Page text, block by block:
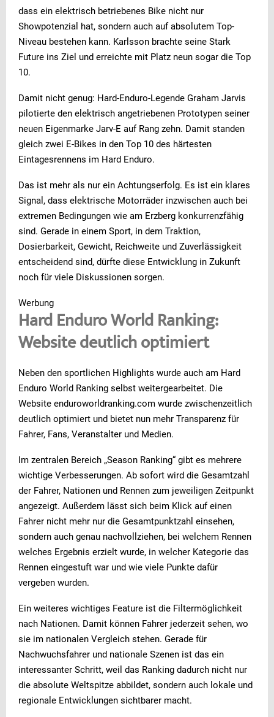
dass ein elektrisch betriebenes Bike nicht nur
Showpotenzial hat, sondern auch auf absolutem Top-
Niveau bestehen kann. Karlsson brachte seine Stark
Future ins Ziel und erreichte mit Platz neun sogar die Top
10.
Damit nicht genug: Hard-Enduro-Legende Graham Jarvis
pilotierte den elektrisch angetriebenen Prototypen seiner
neuen Eigenmarke Jarv-E auf Rang zehn. Damit standen
gleich zwei E-Bikes in den Top 10 des härtesten
Eintagesrennens im Hard Enduro.
Das ist mehr als nur ein Achtungserfolg. Es ist ein klares
Signal, dass elektrische Motorräder inzwischen auch bei
extremen Bedingungen wie am Erzberg konkurrenzfähig
sind. Gerade in einem Sport, in dem Traktion,
Dosierbarkeit, Gewicht, Reichweite und Zuverlässigkeit
entscheidend sind, dürfte diese Entwicklung in Zukunft
noch für viele Diskussionen sorgen.
Werbung
Hard Enduro World Ranking:
Website deutlich optimiert
Neben den sportlichen Highlights wurde auch am Hard
Enduro World Ranking selbst weitergearbeitet. Die
Website enduroworldranking.com wurde zwischenzeitlich
deutlich optimiert und bietet nun mehr Transparenz für
Fahrer, Fans, Veranstalter und Medien.
Im zentralen Bereich „Season Ranking“ gibt es mehrere
wichtige Verbesserungen. Ab sofort wird die Gesamtzahl
der Fahrer, Nationen und Rennen zum jeweiligen Zeitpunkt
angezeigt. Außerdem lässt sich beim Klick auf einen
Fahrer nicht mehr nur die Gesamtpunktzahl einsehen,
sondern auch genau nachvollziehen, bei welchem Rennen
welches Ergebnis erzielt wurde, in welcher Kategorie das
Rennen eingestuft war und wie viele Punkte dafür
vergeben wurden.
Ein weiteres wichtiges Feature ist die Filtermöglichkeit
nach Nationen. Damit können Fahrer jederzeit sehen, wo
sie im nationalen Vergleich stehen. Gerade für
Nachwuchsfahrer und nationale Szenen ist das ein
interessanter Schritt, weil das Ranking dadurch nicht nur
die absolute Weltspitze abbildet, sondern auch lokale und
regionale Entwicklungen sichtbarer macht.